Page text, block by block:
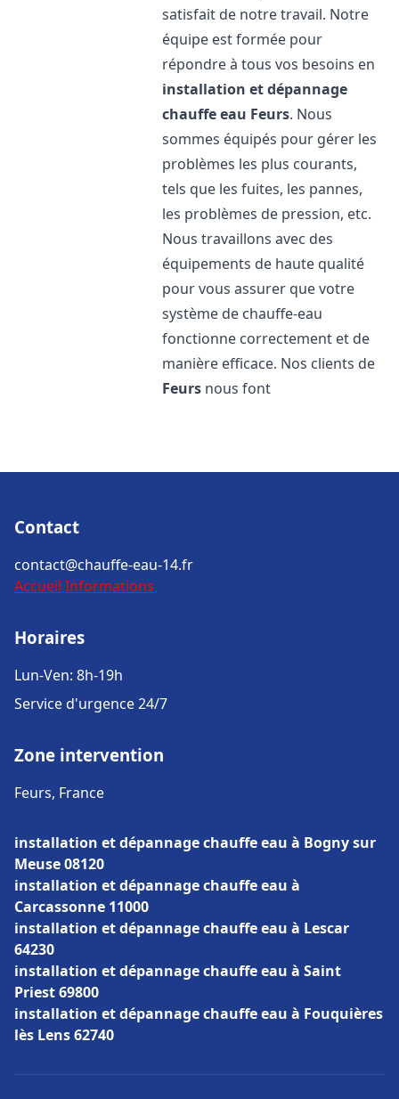
satisfait de notre travail. Notre
équipe est formée pour
répondre à tous vos besoins en
installation et dépannage
chauffe eau Feurs. Nous
sommes équipés pour gérer les
problèmes les plus courants,
tels que les fuites, les pannes,
les problèmes de pression, etc.
Nous travaillons avec des
équipements de haute qualité
pour vous assurer que votre
système de chauffe-eau
fonctionne correctement et de
manière efficace. Nos clients de
Feurs nous font
Contact
contact@chauffe-eau-14.fr
Accueil Informations
Horaires
Lun-Ven: 8h-19h
Service d'urgence 24/7
Zone intervention
Feurs, France
installation et dépannage chauffe eau à Bogny sur
Meuse 08120
installation et dépannage chauffe eau à
Carcassonne 11000
installation et dépannage chauffe eau à Lescar
64230
installation et dépannage chauffe eau à Saint
Priest 69800
installation et dépannage chauffe eau à Fouquières
lès Lens 62740